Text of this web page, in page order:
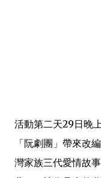
活動第二天29日晚
「阮劇團」帶來改
灣家族三代愛情故